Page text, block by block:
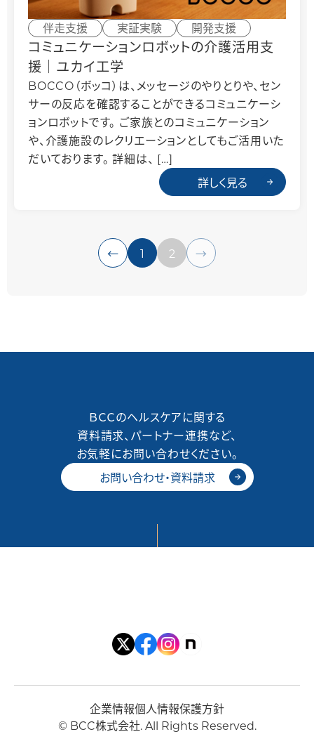
伴走支援 実証実験 開発支援
コミュニケーションロボットの介護活用支
援｜ユカイ工学
BOCCO（ボッコ）は、メッセージのやりとりや、セン
サーの反応を確認することができるコミュニケーシ
ョンロボットです。 ご家族とのコミュニケーション
や、介護施設のレクリエーションとしてもご活用いた
だいております。 詳細は、 […]
詳しく見る
← 1 2 →
ＢＣＣのヘルスケアに関する
資料請求、パートナー連携など、
お気軽にお問い合わせください。
お問い合わせ・資料請求
企業情報個人情報保護方針
© BCC株式会社. All Rights Reserved.